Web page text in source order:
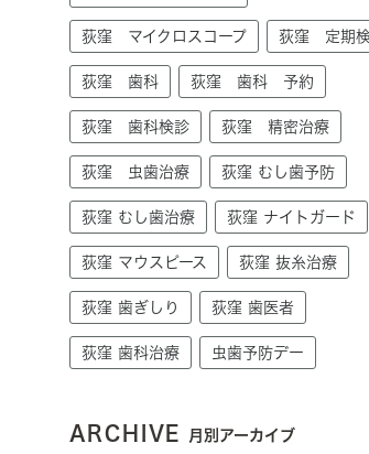
荻窪 マイクロスコープ 荻窪 定期
荻窪 歯科 荻窪 歯科 予約
荻窪 歯科検診 荻窪 精密治療
荻窪 虫歯治療 荻窪 むし歯予防
荻窪 むし歯治療 荻窪 ナイトガード
荻窪 マウスピース 荻窪 抜糸治療
荻窪 歯ぎしり 荻窪 歯医者
荻窪 歯科治療 虫歯予防デー
ARCHIVE 月別アーカイブ